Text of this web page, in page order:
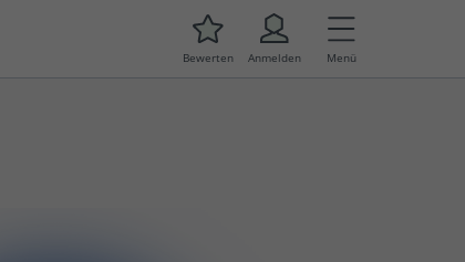
Bewerten Anmelden Menü